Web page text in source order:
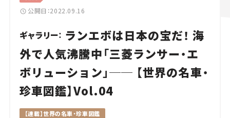
公開日：2022.09.16
ギャラリー： ランエボは日本の宝だ！ 海
外で人気沸騰中「三菱ランサー・エ
ボリューション」── 【世界の名車・
珍車図鑑】Vol.04
【連載】世界の名車・珍車図鑑
Cars
Lifestyle
Traffic
Special
Series